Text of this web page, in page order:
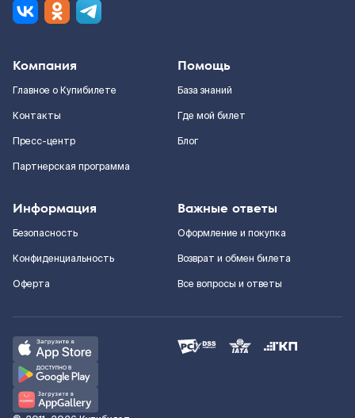
Компания
Главное о Купибилете
Контакты
Пресс-центр
Партнерская программа
Помощь
База знаний
Где мой билет
Блог
Информация
Безопасность
Конфиденциальность
Оферта
Важные ответы
Оформление и покупка
Возврат и обмен билета
Все вопросы и ответы